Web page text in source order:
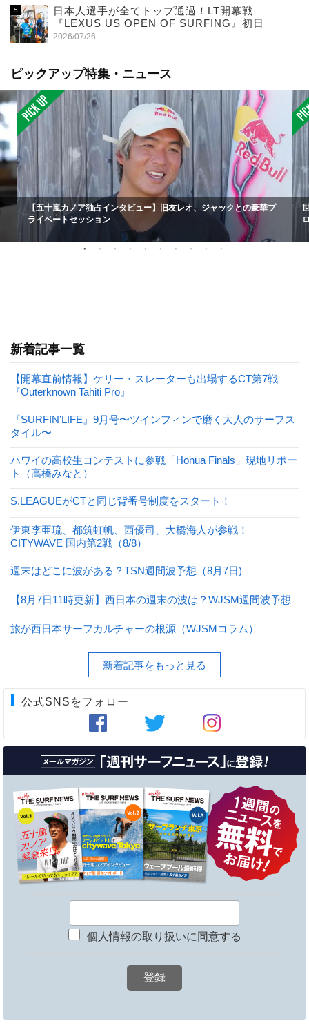
日本人選手が全てトップ通過！LT開幕戦
『LEXUS US OPEN OF SURFING』初日
2026/07/26
ピックアップ特集・ニュース
【五十嵐カノア独占インタビュー】旧友レオ、ジャックとの豪華プ
ライベートセッション
新着記事一覧
【開幕直前情報】ケリー・スレーターも出場するCT第7戦
『Outerknown Tahiti Pro』
『SURFIN’LIFE』9月号〜ツインフィンで磨く大人のサーフス
タイル〜
ハワイの高校生コンテストに参戦「Honua Finals」現地リポー
ト（高橋みなと）
S.LEAGUEがCTと同じ背番号制度をスタート！
伊東李亜琉、都筑虹帆、西優司、大橋海人が参戦！
CITYWAVE 国内第2戦（8/8）
週末はどこに波がある？TSN週間波予想（8月7日)
【8月7日11時更新】西日本の週末の波は？WJSM週間波予想
旅が西日本サーフカルチャーの根源（WJSMコラム）
新着記事をもっと見る
公式SNSをフォロー
個人情報の取り扱いに同意する